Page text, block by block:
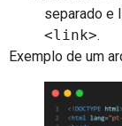
separado e
<link>.
Exemplo de um